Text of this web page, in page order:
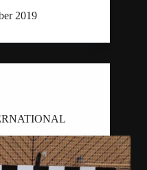
2019